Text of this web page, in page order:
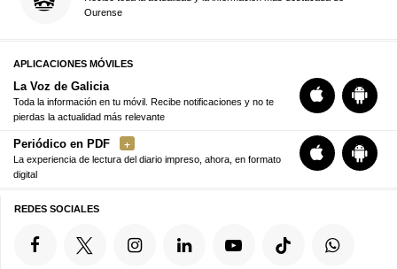
Ourense
APLICACIONES MÓVILES
La Voz de Galicia
Toda la información en tu móvil. Recibe notificaciones y no te
pierdas la actualidad más relevante
Periódico en PDF
La experiencia de lectura del diario impreso, ahora, en formato
digital
REDES SOCIALES